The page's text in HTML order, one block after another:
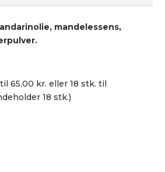
mandelessens,
65,00 kr. eller 18 stk. til
18 stk.)